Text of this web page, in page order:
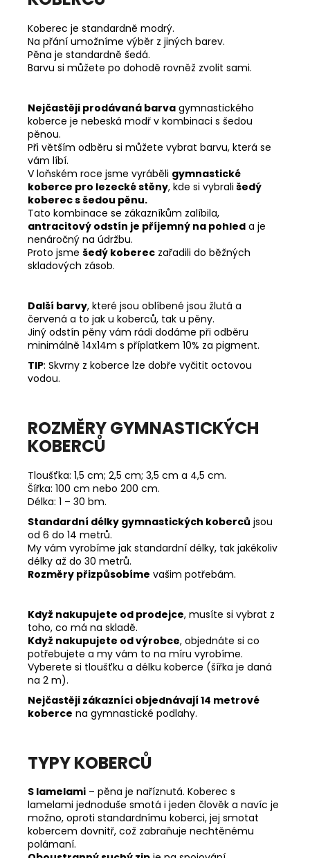
Koberec je standardně modrý.
Na přání umožníme výběr z jiných barev.
Pěna je standardně šedá.
Barvu si můžete po dohodě rovněž zvolit sami.
Nejčastěji prodávaná barva gymnastického
koberce je nebeská modř v kombinaci s šedou
pěnou.
Při větším odběru si můžete vybrat barvu, která se
vám líbí.
V loňském roce jsme vyráběli gymnastické
koberce pro lezecké stěny, kde si vybrali šedý
koberec s šedou pěnu.
Tato kombinace se zákazníkům zalíbila,
antracitový odstín je příjemný na pohled a je
nenáročný na údržbu.
Proto jsme šedý koberec zařadili do běžných
skladových zásob.
Další barvy, které jsou oblíbené jsou žlutá a
červená a to jak u koberců, tak u pěny.
Jiný odstín pěny vám rádi dodáme při odběru
minimálně 14x14m s příplatkem 10% za pigment.
TIP: Skvrny z koberce lze dobře vyčitit octovou
vodou.
ROZMĚRY GYMNASTICKÝCH
KOBERCŮ
Tloušťka: 1,5 cm; 2,5 cm; 3,5 cm a 4,5 cm.
Šířka: 100 cm nebo 200 cm.
Délka: 1 – 30 bm.
Standardní délky gymnastických koberců jsou
od 6 do 14 metrů.
My vám vyrobíme jak standardní délky, tak jakékoliv
délky až do 30 metrů.
Rozměry přizpůsobíme vašim potřebám.
Když nakupujete od prodejce, musíte si vybrat z
toho, co má na skladě.
Když nakupujete od výrobce, objednáte si co
potřebujete a my vám to na míru vyrobíme.
Vyberete si tloušťku a délku koberce (šířka je daná
na 2 m).
Nejčastěji zákazníci objednávají 14 metrové
koberce na gymnastické podlahy.
TYPY KOBERCŮ
S lamelami – pěna je naříznutá. Koberec s
lamelami jednoduše smotá i jeden člověk a navíc je
možno, oproti standardnímu koberci, jej smotat
kobercem dovnitř, což zabraňuje nechtěnému
polámaní.